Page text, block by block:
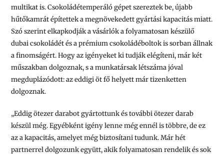
multikat is. Csokoládétemperáló gépet szereztek be, újabb
hűtőkamrát építettek a megnövekedett gyártási kapacitás miatt.
Szó szerint elkapkodják a vásárlók a folyamatosan készülő
dubai csokoládét és a prémium csokoládéboltok is sorban állnak
a finomságért. Hogy az igényeket ki tudják elégíteni, már két
műszakban dolgoznak, s a munkatársak létszáma jóval
megduplázódott: az eddigi öt fő helyett már tizenketten
dolgoznak.
„Eddig ötezer darabot gyártottunk és további ötezer darab
készül még. Egyébként igény lenne még ennél is többre, de ez
az a kapacitás, amelyet még biztosítani tudunk. Már hét
partnerrel dolgozunk együtt, akik folyamatosan rendelik és sok